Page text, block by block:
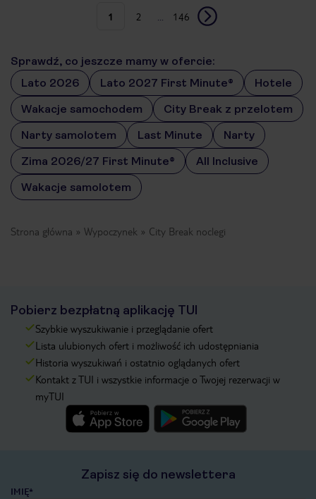
1 2 146
Sprawdź, co jeszcze mamy w ofercie:
Lato 2026
Lato 2027 First Minute®
Hotele
Wakacje samochodem
City Break z przelotem
Narty samolotem
Last Minute
Narty
Zima 2026/27 First Minute®
All Inclusive
Wakacje samolotem
Strona główna Wypoczynek City Break noclegi
Pobierz bezpłatną aplikację TUI
Szybkie wyszukiwanie i przeglądanie ofert
Lista ulubionych ofert i możliwość ich udostępniania
Historia wyszukiwań i ostatnio oglądanych ofert
Kontakt z TUI i wszystkie informacje o Twojej rezerwacji w
myTUI
Zapisz się do newslettera
IMIĘ*